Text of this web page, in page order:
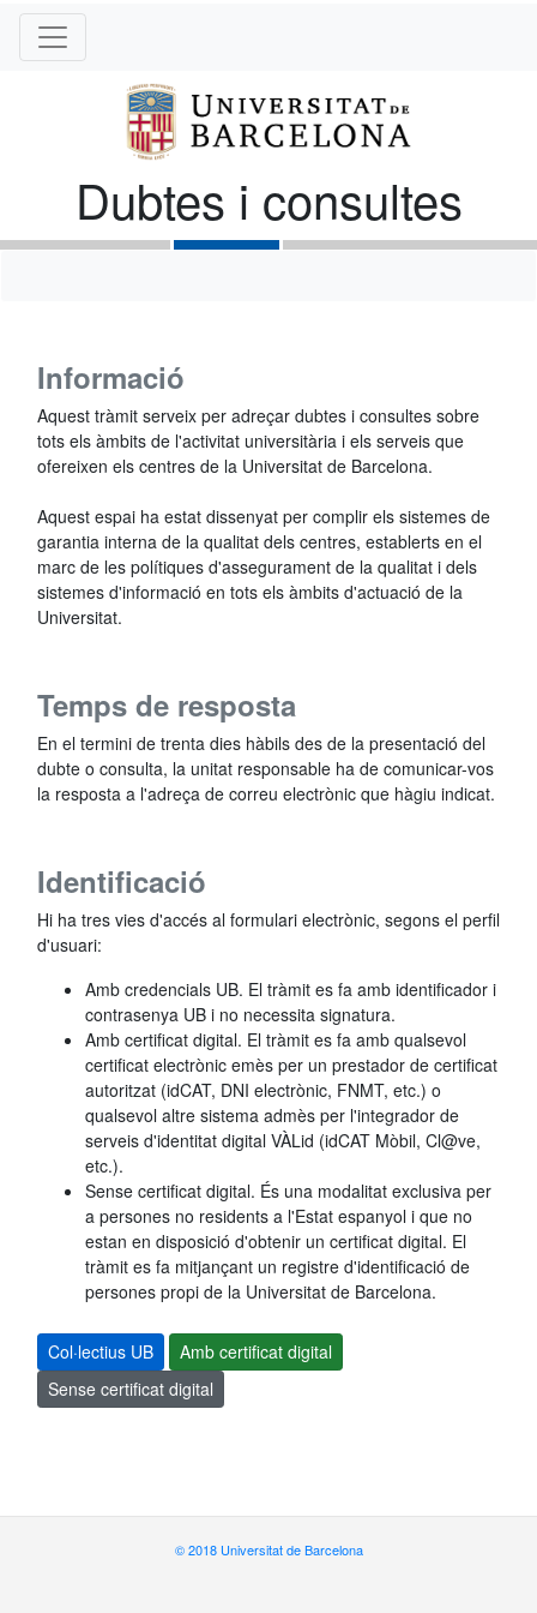
Dubtes i consultes
Informació
Aquest tràmit serveix per adreçar dubtes i consultes sobre
tots els àmbits de l'activitat universitària i els serveis que
ofereixen els centres de la Universitat de Barcelona.
Aquest espai ha estat dissenyat per complir els sistemes de
garantia interna de la qualitat dels centres, establerts en el
marc de les polítiques d'assegurament de la qualitat i dels
sistemes d'informació en tots els àmbits d'actuació de la
Universitat.
Temps de resposta
En el termini de trenta dies hàbils des de la presentació del
dubte o consulta, la unitat responsable ha de comunicar-vos
la resposta a l'adreça de correu electrònic que hàgiu indicat.
Identificació
Hi ha tres vies d'accés al formulari electrònic, segons el perfil
d'usuari:
Amb credencials UB. El tràmit es fa amb identificador i
contrasenya UB i no necessita signatura.
Amb certificat digital. El tràmit es fa amb qualsevol
certificat electrònic emès per un prestador de certificat
autoritzat (idCAT, DNI electrònic, FNMT, etc.) o
qualsevol altre sistema admès per l'integrador de
serveis d'identitat digital VÀLid (idCAT Mòbil, Cl@ve,
etc.).
Sense certificat digital. És una modalitat exclusiva per
a persones no residents a l'Estat espanyol i que no
estan en disposició d'obtenir un certificat digital. El
tràmit es fa mitjançant un registre d'identificació de
persones propi de la Universitat de Barcelona.
Col·lectius UB
Amb certificat digital
Sense certificat digital
© 2018 Universitat de Barcelona